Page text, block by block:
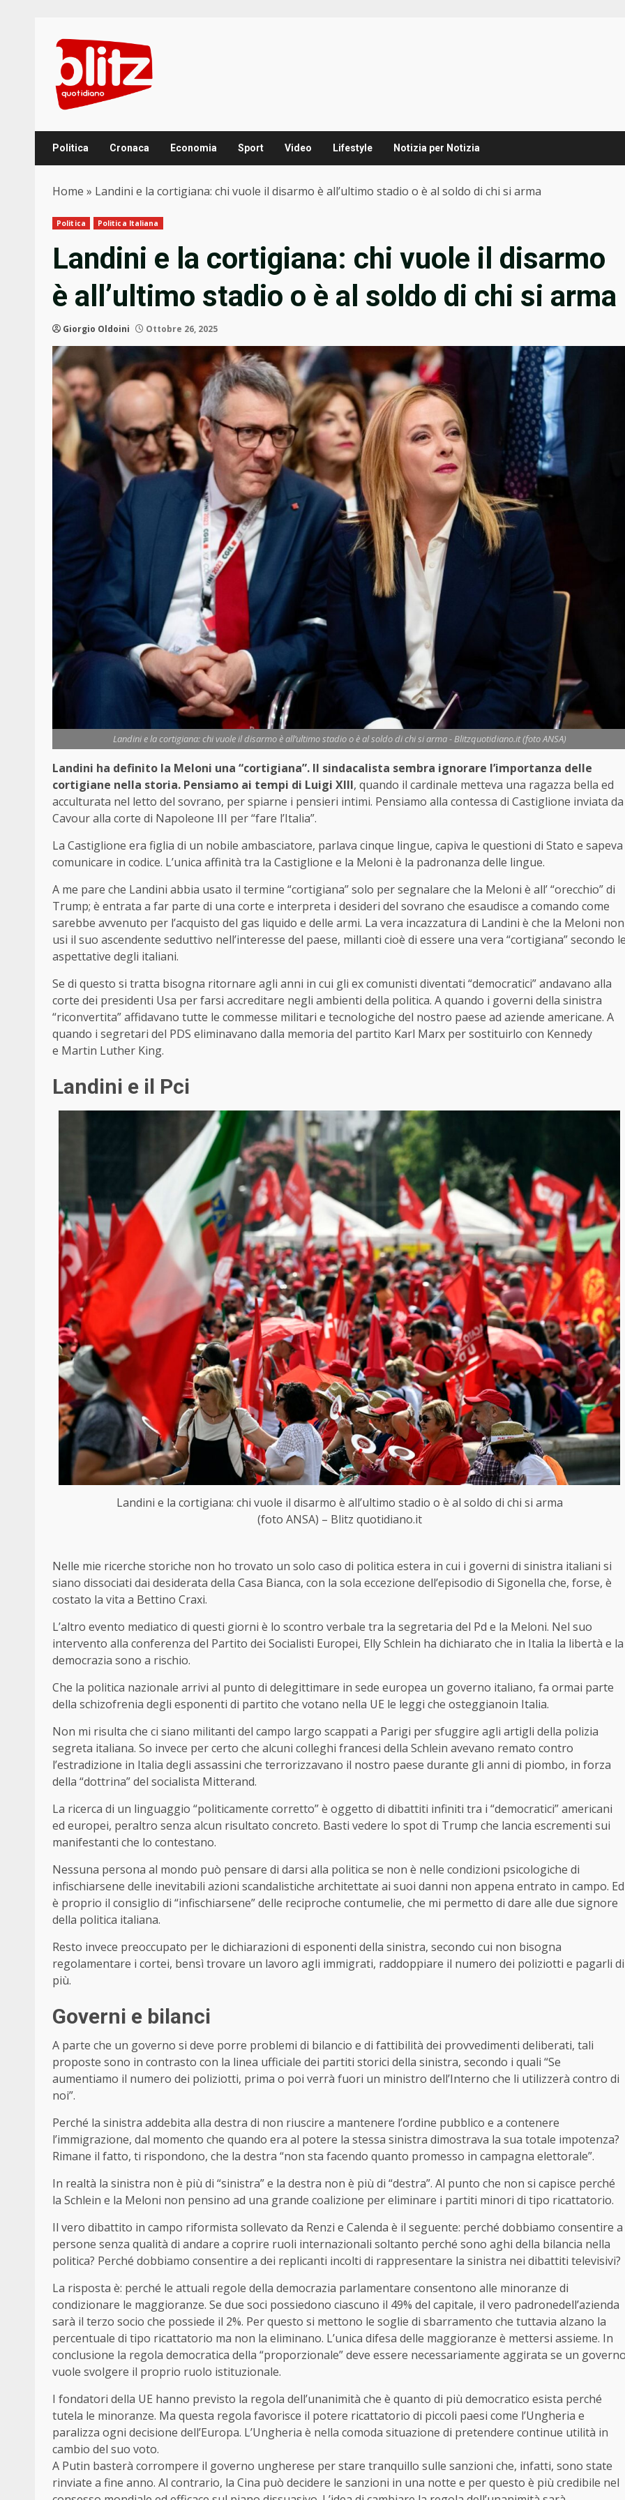
content
Politica Cronaca Economia Sport Video Lifestyle Notizia per Notizia
Home » Landini e la cortigiana: chi vuole il disarmo è all’ultimo stadio o è al soldo di chi si arma
Politica Politica Italiana
Landini e la cortigiana: chi vuole il disarmo
è all’ultimo stadio o è al soldo di chi si arma
Giorgio Oldoini Ottobre 26, 2025
Landini e la cortigiana: chi vuole il disarmo è all’ultimo stadio o è al soldo di chi si arma - Blitzquotidiano.it (foto ANSA)
Landini ha definito la Meloni una “cortigiana”. Il sindacalista sembra ignorare l’importanza delle
cortigiane nella storia. Pensiamo ai tempi di Luigi XIII, quando il cardinale metteva una ragazza bella ed
acculturata nel letto del sovrano, per spiarne i pensieri intimi. Pensiamo alla contessa di Castiglione inviata da
Cavour alla corte di Napoleone III per “fare l’Italia”.
La Castiglione era figlia di un nobile ambasciatore, parlava cinque lingue, capiva le questioni di Stato e sapeva
comunicare in codice. L’unica affinità tra la Castiglione e la Meloni è la padronanza delle lingue.
A me pare che Landini abbia usato il termine “cortigiana” solo per segnalare che la Meloni è all’ “orecchio” di
Trump; è entrata a far parte di una corte e interpreta i desideri del sovrano che esaudisce a comando come
sarebbe avvenuto per l’acquisto del gas liquido e delle armi. La vera incazzatura di Landini è che la Meloni non
usi il suo ascendente seduttivo nell’interesse del paese, millanti cioè di essere una vera “cortigiana” secondo
aspettative degli italiani.
Se di questo si tratta bisogna ritornare agli anni in cui gli ex comunisti diventati “democratici” andavano alla
corte dei presidenti Usa per farsi accreditare negli ambienti della politica. A quando i governi della sinistra
“riconvertita” affidavano tutte le commesse militari e tecnologiche del nostro paese ad aziende americane. A
quando i segretari del PDS eliminavano dalla memoria del partito Karl Marx per sostituirlo con Kennedy
e Martin Luther King.
Landini e il Pci
Landini e la cortigiana: chi vuole il disarmo è all’ultimo stadio o è al soldo di chi si arma
(foto ANSA) – Blitz quotidiano.it
Nelle mie ricerche storiche non ho trovato un solo caso di politica estera in cui i governi di sinistra italiani si
siano dissociati dai desiderata della Casa Bianca, con la sola eccezione dell’episodio di Sigonella che, forse, è
costato la vita a Bettino Craxi.
L’altro evento mediatico di questi giorni è lo scontro verbale tra la segretaria del Pd e la Meloni. Nel suo
intervento alla conferenza del Partito dei Socialisti Europei, Elly Schlein ha dichiarato che in Italia la libertà e la
democrazia sono a rischio.
Che la politica nazionale arrivi al punto di delegittimare in sede europea un governo italiano, fa ormai parte
della schizofrenia degli esponenti di partito che votano nella UE le leggi che osteggianoin Italia.
Non mi risulta che ci siano militanti del campo largo scappati a Parigi per sfuggire agli artigli della polizia
segreta italiana. So invece per certo che alcuni colleghi francesi della Schlein avevano remato contro
l’estradizione in Italia degli assassini che terrorizzavano il nostro paese durante gli anni di piombo, in forza
della “dottrina” del socialista Mitterand.
La ricerca di un linguaggio “politicamente corretto” è oggetto di dibattiti infiniti tra i “democratici” americani
ed europei, peraltro senza alcun risultato concreto. Basti vedere lo spot di Trump che lancia escrementi sui
manifestanti che lo contestano.
Nessuna persona al mondo può pensare di darsi alla politica se non è nelle condizioni psicologiche di
infischiarsene delle inevitabili azioni scandalistiche architettate ai suoi danni non appena entrato in campo. Ed
è proprio il consiglio di “infischiarsene” delle reciproche contumelie, che mi permetto di dare alle due signore
della politica italiana.
Resto invece preoccupato per le dichiarazioni di esponenti della sinistra, secondo cui non bisogna
regolamentare i cortei, bensì trovare un lavoro agli immigrati, raddoppiare il numero dei poliziotti e pagarli di
più.
Governi e bilanci
A parte che un governo si deve porre problemi di bilancio e di fattibilità dei provvedimenti deliberati, tali
proposte sono in contrasto con la linea ufficiale dei partiti storici della sinistra, secondo i quali “Se
aumentiamo il numero dei poliziotti, prima o poi verrà fuori un ministro dell’Interno che li utilizzerà contro di
noi”.
Perché la sinistra addebita alla destra di non riuscire a mantenere l’ordine pubblico e a contenere
l’immigrazione, dal momento che quando era al potere la stessa sinistra dimostrava la sua totale impotenza?
Rimane il fatto, ti rispondono, che la destra “non sta facendo quanto promesso in campagna elettorale”.
In realtà la sinistra non è più di “sinistra” e la destra non è più di “destra”. Al punto che non si capisce perché
la Schlein e la Meloni non pensino ad una grande coalizione per eliminare i partiti minori di tipo ricattatorio.
Il vero dibattito in campo riformista sollevato da Renzi e Calenda è il seguente: perché dobbiamo consentire a
persone senza qualità di andare a coprire ruoli internazionali soltanto perché sono aghi della bilancia nella
politica? Perché dobbiamo consentire a dei replicanti incolti di rappresentare la sinistra nei dibattiti televisivi?
La risposta è: perché le attuali regole della democrazia parlamentare consentono alle minoranze di
condizionare le maggioranze. Se due soci possiedono ciascuno il 49% del capitale, il vero padronedell’azienda
sarà il terzo socio che possiede il 2%. Per questo si mettono le soglie di sbarramento che tuttavia alzano la
percentuale di tipo ricattatorio ma non la eliminano. L’unica difesa delle maggioranze è mettersi assieme. In
conclusione la regola democratica della “proporzionale” deve essere necessariamente aggirata se un
vuole svolgere il proprio ruolo istituzionale.
I fondatori della UE hanno previsto la regola dell’unanimità che è quanto di più democratico esista perché
tutela le minoranze. Ma questa regola favorisce il potere ricattatorio di piccoli paesi come l’Ungheria e
paralizza ogni decisione dell’Europa. L’Ungheria è nella comoda situazione di pretendere continue utilità in
cambio del suo voto.
A Putin basterà corrompere il governo ungherese per stare tranquillo sulle sanzioni che, infatti, sono state
rinviate a fine anno. Al contrario, la Cina può decidere le sanzioni in una notte e per questo è più credibile nel